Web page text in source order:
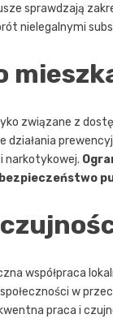
sprawdzają
nielegalnymi
związane z
działania
narkotykowej.
współpraca
w
praca i